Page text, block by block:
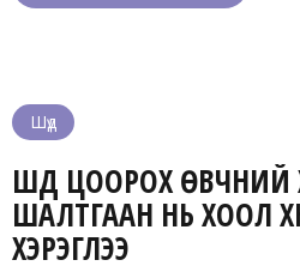
Шүд
ШҮД ЦООРОХ
ШАЛТГААН НЬ ХООЛ
ХЭРЭГЛЭЭ